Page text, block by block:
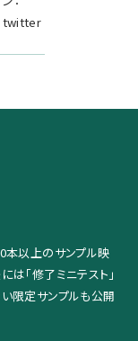
本以上のサンプル映
「修了ミニテスト」
限定サンプルも公開